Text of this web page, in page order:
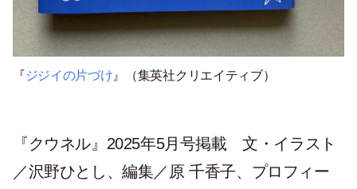
『ジジイの片づけ 』（集英社クリエイティブ）
『クウネル』2025年5月号掲載 文・イラスト
／沢野ひとし、編集／原 千香子、プロフィー